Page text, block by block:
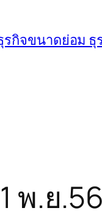
รกิจขนาดย่อม ธุ
พ.ย